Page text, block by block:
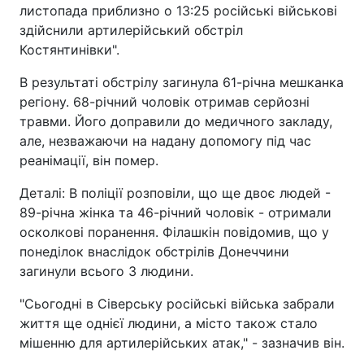
листопада приблизно о 13:25 російські військові
здійснили артилерійський обстріл
Костянтинівки".
В результаті обстрілу загинула 61-річна мешканка
регіону. 68-річний чоловік отримав серйозні
травми. Його доправили до медичного закладу,
але, незважаючи на надану допомогу під час
реанімації, він помер.
Деталі: В поліції розповіли, що ще двоє людей -
89-річна жінка та 46-річний чоловік - отримали
осколкові поранення. Філашкін повідомив, що у
понеділок внаслідок обстрілів Донеччини
загинули всього 3 людини.
"Сьогодні в Сіверську російські війська забрали
життя ще однієї людини, а місто також стало
мішенню для артилерійських атак," - зазначив він.